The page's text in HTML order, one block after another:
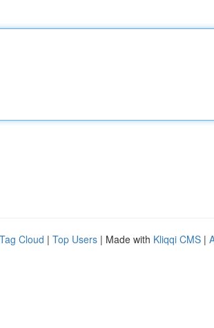
Tag Cloud | Top Users | Made with Kliqqi CMS |